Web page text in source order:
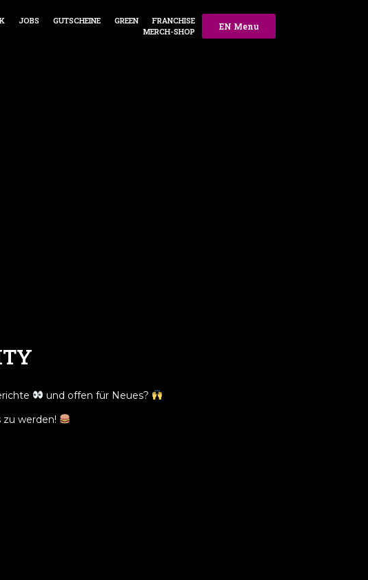
JOBS GUTSCHEINE GREEN
FRANCHISE
MERCH-SHOP
EN Menu
und offen für Neues?
zu werden!